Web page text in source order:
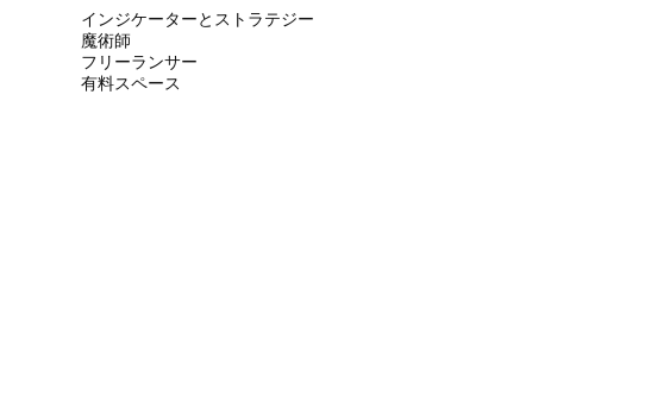
インジケーターとストラテジー
魔術師
フリーランサー
有料スペース